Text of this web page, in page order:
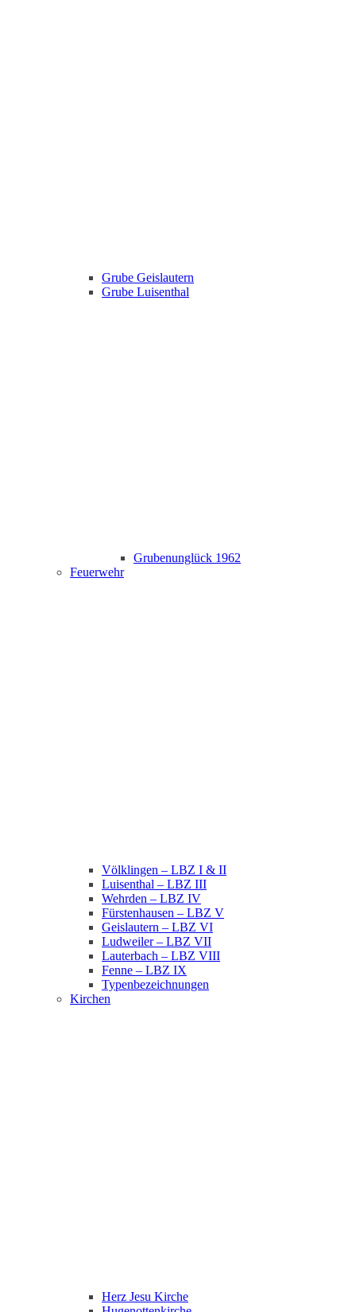
Grube Geislautern
Grube Luisenthal
Grubenunglück 1962
Feuerwehr
Völklingen – LBZ I & II
Luisenthal – LBZ III
Wehrden – LBZ IV
Fürstenhausen – LBZ V
Geislautern – LBZ VI
Ludweiler – LBZ VII
Lauterbach – LBZ VIII
Fenne – LBZ IX
Typenbezeichnungen
Kirchen
Herz Jesu Kirche